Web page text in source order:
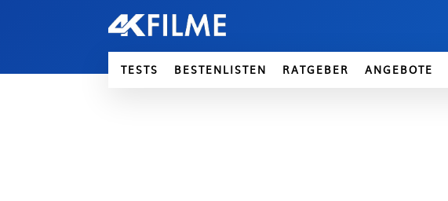
TESTS BESTENLISTEN RATGEBER ANGEBOTE